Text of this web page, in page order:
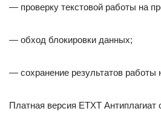
— проверку текстовой работы на
— обход блокировки данных;
— сохранение результатов работы
Платная версия ETXT Антиплагиат